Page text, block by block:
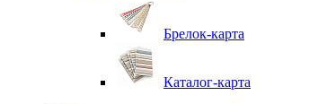
Брелок-карта
Каталог-карта